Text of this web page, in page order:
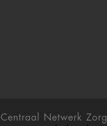
Centraal Netwerk Zorg